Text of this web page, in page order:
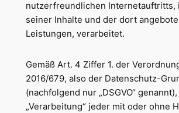
nutzerfreundlichen Internetauftritts,
seiner Inhalte und der dort
Leistungen, verarbeitet.
Gemäß Art. 4 Ziffer 1. der
2016/679, also der Datenschutz-
(nachfolgend nur „DSGVO“
„Verarbeitung“ jeder mit oder ohne